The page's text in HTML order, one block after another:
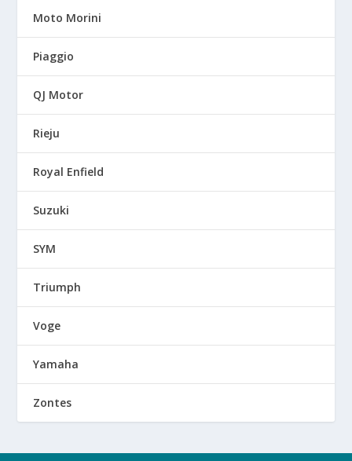
Moto Morini
Piaggio
QJ Motor
Rieju
Royal Enfield
Suzuki
SYM
Triumph
Voge
Yamaha
Zontes